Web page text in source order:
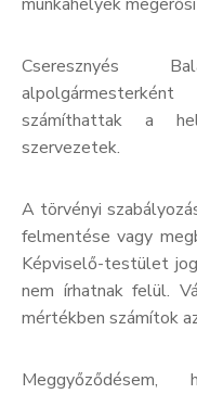
Cseresznyés
számíthattak a
szervezetek.
A törvényi
felmentése vagy
Képviselő-testület
nem írhatnak felül.
mértékben számítok